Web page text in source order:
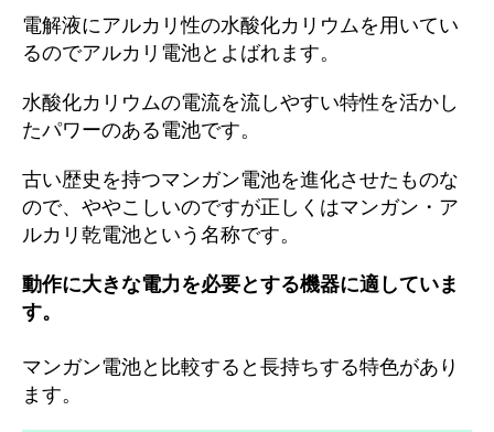
電解液にアルカリ性の水酸化カリウムを用いてい
るのでアルカリ電池とよばれます。
水酸化カリウムの電流を流しやすい特性を活かし
たパワーのある電池です。
古い歴史を持つマンガン電池を進化させたものな
ので、ややこしいのですが正しくはマンガン・ア
ルカリ乾電池という名称です。
動作に大きな電力を必要とする機器に適していま
す。
マンガン電池と比較すると長持ちする特色があり
ます。